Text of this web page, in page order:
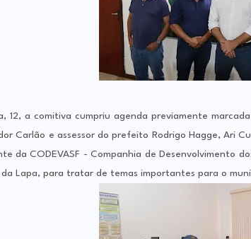
12, a comitiva cumpriu agenda previamente
Carlão e assessor do prefeito Rodrigo Hagge, Ari
da CODEVASF - Companhia de Desenvolvimento
da Lapa, para tratar de temas importantes para o